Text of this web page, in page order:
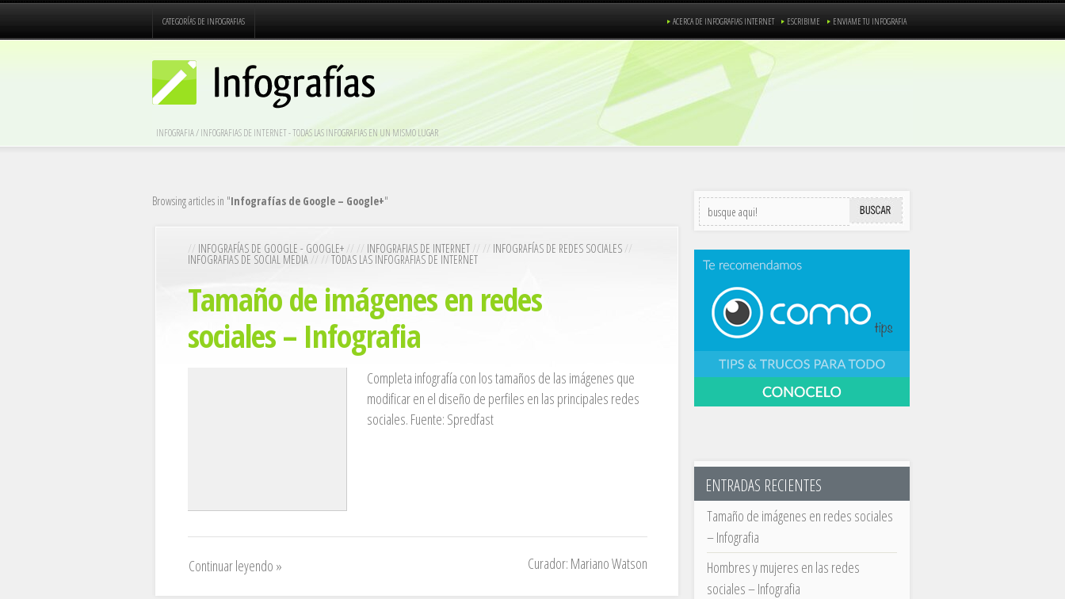
INFOGRAFIA / INFOGRAFIAS DE INTERNET - TODAS LAS INFOGRAFIAS EN UN MISMO LUGAR
CATEGORÍAS DE INFOGRAFIAS ACERCA DE INFOGRAFIAS INTERNET ESCRIBIME ENVIAME TU INFOGRAFIA
Browsing articles in "Infografías de Google – Google+"
// INFOGRAFÍAS DE GOOGLE - GOOGLE+ // // INFOGRAFIAS DE INTERNET // // INFOGRAFÍAS DE REDES SOCIALES //
INFOGRAFIAS DE SOCIAL MEDIA // // TODAS LAS INFOGRAFIAS DE INTERNET
Tamaño de imágenes en redes
sociales – Infografia
Completa infografía con los tamaños de las imágenes que
modificar en el diseño de perfiles en las principales redes
sociales. Fuente: Spredfast
Continuar leyendo » Curador: Mariano Watson
ENTRADAS RECIENTES
Tamaño de imágenes en redes sociales
– Infografia
Hombres y mujeres en las redes
sociales – Infografia